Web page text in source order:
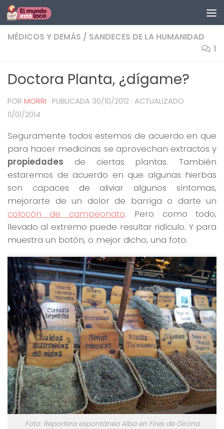
Saltar al contenido
MÉDICOS Y DEMÁS / SANDECES DE LA HUMANIDAD
1
Doctora Planta, ¿dígame?
POR MORRI · PUBLICADA 30/10/2012 · ACTUALIZADO
11/01/2014
Seguramente todos estemos de acuerdo en que
para hacer medicinas se aprovechan extractos y
propiedades de ciertas plantas. También
estaremos de acuerdo en que algunas hierbas
son capaces de aliviar algunos síntomas,
mejorarte de un dolor de barriga o darte un
colocón de campeonato. Pero como todo,
llevado al extremo puede resultar ridículo. Y para
muestra un botón, o mejor dicho, una foto:
Foto: Reportera espontánea Alba en Fires de Girona